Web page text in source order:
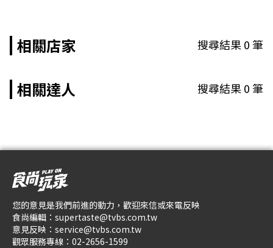
相關店家 搜尋結果0筆
相關達人 搜尋結果0筆
您的意見是我們前進的動力，歡迎來信或來電反映
食尚編輯： supertaste@tvbs.com.tw
意見反映： service@tvbs.com.tw
觀眾服務專線： 02-2656-1599